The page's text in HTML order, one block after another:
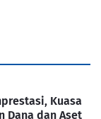
Kuasa
Dana dan Aset